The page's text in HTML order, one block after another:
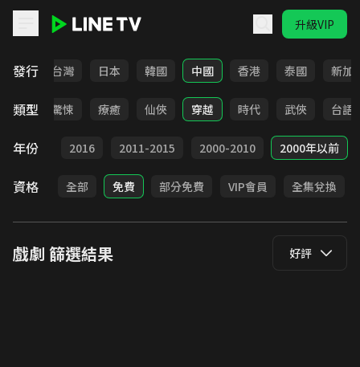
升級VIP
發行
全部 台灣 日本 韓國 中國 香港 泰國 新加
類型
奇幻 驚悚 療癒 仙俠 穿越 時代 武俠 台語
年份
2017 2016 2011-2015 2000-2010 2000年以前
資格 全部 免費 部分免費 VIP會員 全集兌換
戲劇 篩選結果 好評